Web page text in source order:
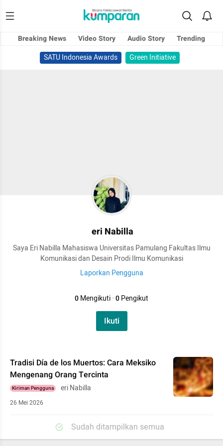
Breaking News Video Story Audio Story
Trending
SATU Indonesia Awards
Green Initiative
eri Nabilla
Saya Eri Nabilla Mahasiswa Universitas Pamulang Fakultas Ilmu
Komunikasi dan Desain Prodi Ilmu Komunikasi
Laporkan Pengguna
0Mengikuti·0Pengikut
Ikuti
Tradisi Día de los Muertos: Cara Meksiko
Mengenang Orang Tercinta
Kiriman Pengguna eri Nabilla
26 Mei 2026
Sudah ditampilkan semua